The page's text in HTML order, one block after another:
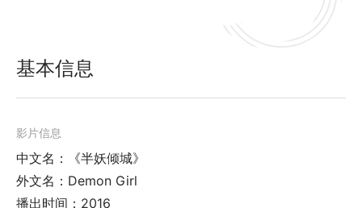
基本信息
影片信息
中文名：《半妖倾城》
外文名：Demon Girl
播出时间：2016